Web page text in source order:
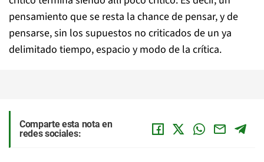
pensamiento que se resta la chance de pensar, y de
pensarse, sin los supuestos no criticados de un ya
delimitado tiempo, espacio y modo de la crítica.
Comparte esta nota en
redes sociales: